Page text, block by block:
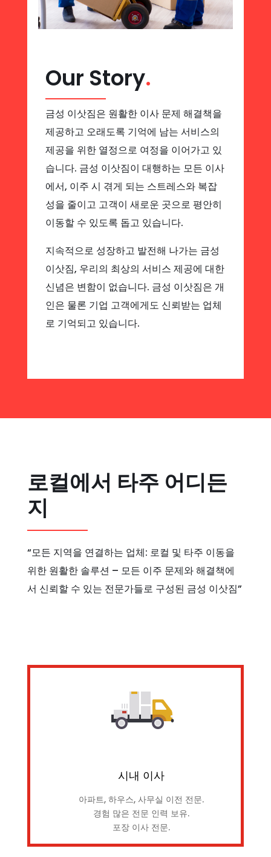
Our Story.
금성 이삿짐은 원활한 이사 문제 해결책을
제공하고 오래도록 기억에 남는 서비스의
제공을 위한 열정으로 여정을 이어가고 있
습니다. 금성 이삿짐이 대행하는 모든 이사
에서, 이주 시 겪게 되는 스트레스와 복잡
성을 줄이고 고객이 새로운 곳으로 평안히
이동할 수 있도록 돕고 있습니다.
지속적으로 성장하고 발전해 나가는 금성
이삿짐, 우리의 최상의 서비스 제공에 대한
신념은 변함이 없습니다. 금성 이삿짐은 개
인은 물론 기업 고객에게도 신뢰받는 업체
로 기억되고 있습니다.
로컬에서 타주 어디든
지
“모든 지역을 연결하는 업체: 로컬 및 타주 이동을
위한 원활한 솔루션 – 모든 이주 문제와 해결책에
서 신뢰할 수 있는 전문가들로 구성된 금성 이삿짐”
시내 이사
아파트, 하우스, 사무실 이전 전문.
경험 많은 전문 인력 보유.
포장 이사 전문.